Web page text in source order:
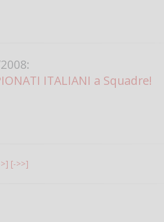
ITALIANI a Squadre!
[->>]